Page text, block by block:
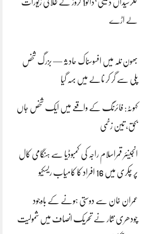
کلرسیداں ڈکیتی‘ڈاکو1 کروڑ کے طلائی زیورات
لے اڑے
بھون نلہ میں افسوسناک حادثہ — بزرگ شخص
پلی سے گر کر نالے میں بہہ گیا
کہوٹہ: فائرنگ کے واقعے میں ایک شخص جاں
بحق، تین زخمی
انجینئر قمراسلام راجہ کی کمبوڈیا سے ہنگامی کال
پر چکری میں 16 افراد کا کامیاب ریسکیو
عمران خان سے دوستی ہونے کے باوجود
چودھری نثار نے تحریک انصاف میں شمولیت